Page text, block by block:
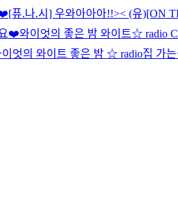
[퓨.나.시] 우와아아아!!>< (유)[ON
❤️와이엇의 좋은 밤 와이트☆ radio
이엇의 와이트 좋은 밤 ☆ radio집 가